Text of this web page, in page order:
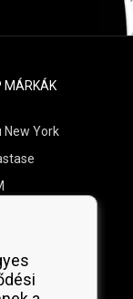
MÁRKÁK
New York
Organic